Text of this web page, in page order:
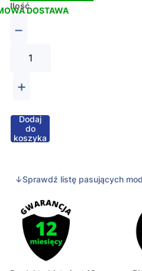
DOSTAWA
Ilość
−
+
Dodaj
do
koszyka
↓Sprawdź listę pasujących